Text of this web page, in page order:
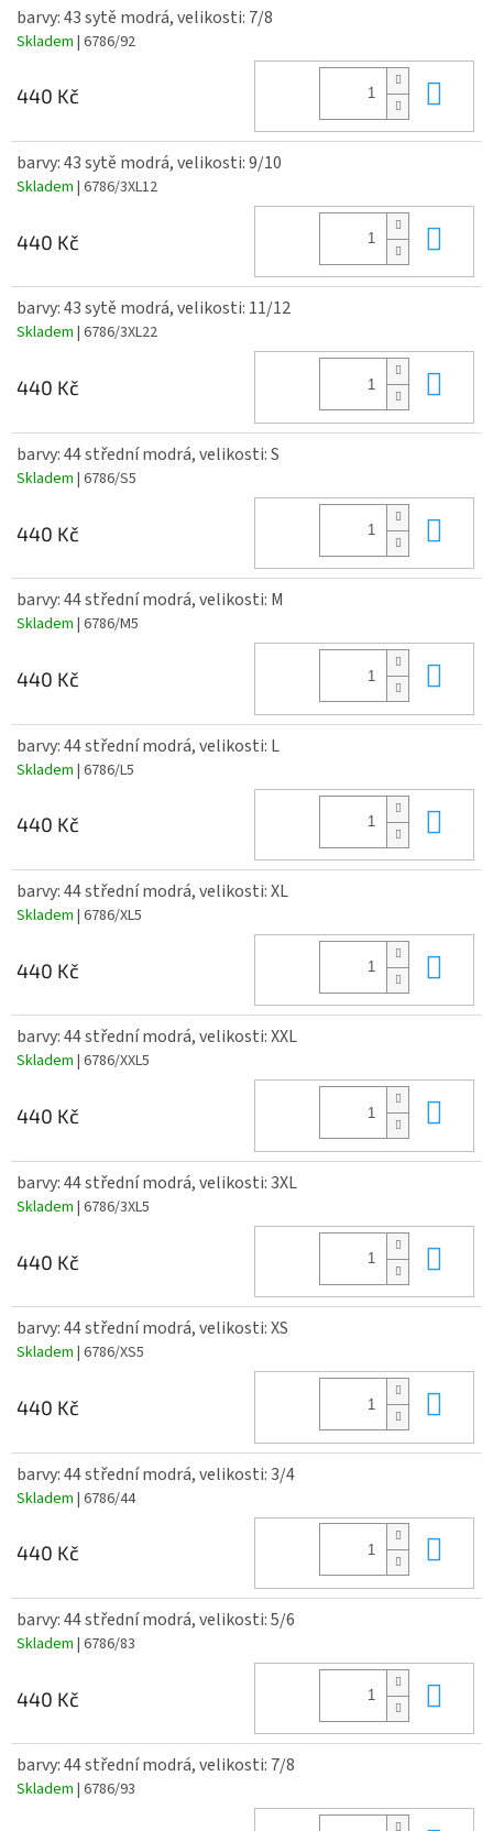
barvy: 43 sytě modrá, velikosti: 7/8
Skladem | 6786/92
440 Kč
barvy: 43 sytě modrá, velikosti: 9/10
Skladem | 6786/3XL12
440 Kč
barvy: 43 sytě modrá, velikosti: 11/12
Skladem | 6786/3XL22
440 Kč
barvy: 44 střední modrá, velikosti: S
Skladem | 6786/S5
440 Kč
barvy: 44 střední modrá, velikosti: M
Skladem | 6786/M5
440 Kč
barvy: 44 střední modrá, velikosti: L
Skladem | 6786/L5
440 Kč
barvy: 44 střední modrá, velikosti: XL
Skladem | 6786/XL5
440 Kč
barvy: 44 střední modrá, velikosti: XXL
Skladem | 6786/XXL5
440 Kč
barvy: 44 střední modrá, velikosti: 3XL
Skladem | 6786/3XL5
440 Kč
barvy: 44 střední modrá, velikosti: XS
Skladem | 6786/XS5
440 Kč
barvy: 44 střední modrá, velikosti: 3/4
Skladem | 6786/44
440 Kč
barvy: 44 střední modrá, velikosti: 5/6
Skladem | 6786/83
440 Kč
barvy: 44 střední modrá, velikosti: 7/8
Skladem | 6786/93